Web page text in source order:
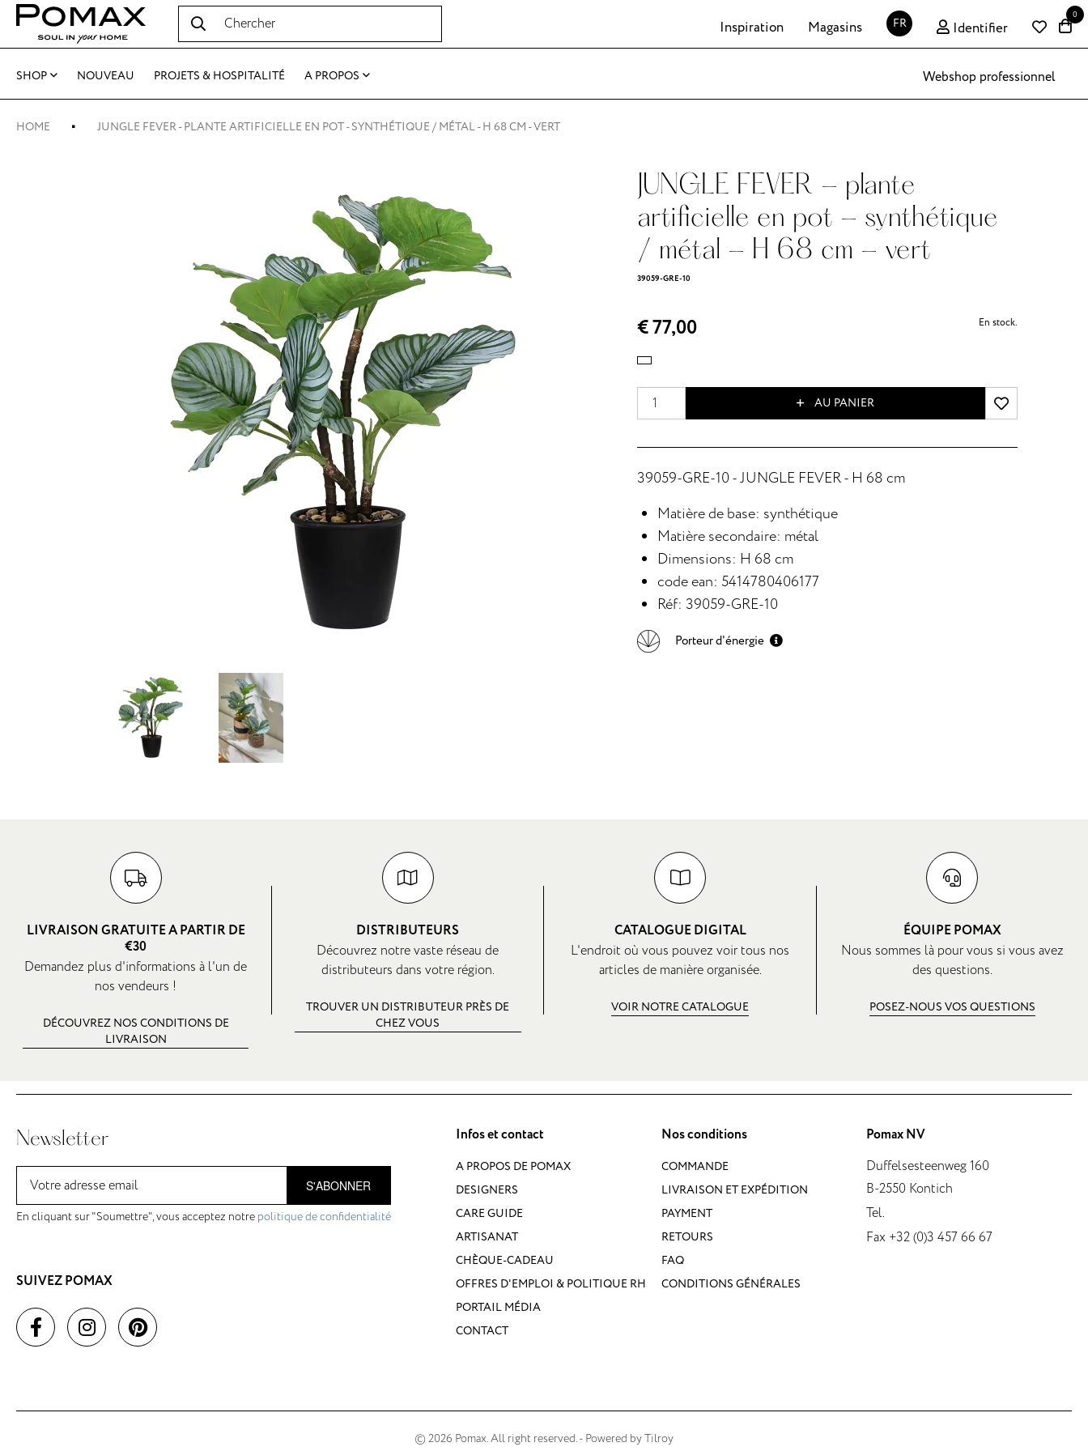
Inspiration Magasins FR Identifier
0
SHOP NOUVEAU PROJETS & HOSPITALITÉ A PROPOS Webshop professionnel
HOME JUNGLE FEVER - PLANTE ARTIFICIELLE EN POT - SYNTHÉTIQUE / MÉTAL - H 68 CM - VERT
JUNGLE FEVER - plante
artificielle en pot - synthétique
/ métal - H 68 cm - vert
39059-GRE-10
€ 77,00 En stock.
AU PANIER
39059-GRE-10 - JUNGLE FEVER - H 68 cm
Matière de base: synthétique
Matière secondaire: métal
Dimensions: H 68 cm
code ean: 5414780406177
Réf: 39059-GRE-10
Porteur d'énergie
LIVRAISON GRATUITE A PARTIR DE
€30
Demandez plus d'informations à l'un de
nos vendeurs !
DÉCOUVREZ NOS CONDITIONS DE
LIVRAISON
DISTRIBUTEURS
Découvrez notre vaste réseau de
distributeurs dans votre région.
TROUVER UN DISTRIBUTEUR PRÈS DE
CHEZ VOUS
CATALOGUE DIGITAL
L'endroit où vous pouvez voir tous nos
articles de manière organisée.
VOIR NOTRE CATALOGUE
ÉQUIPE POMAX
Nous sommes là pour vous si vous avez
des questions.
POSEZ-NOUS VOS QUESTIONS
Newsletter
S'ABONNER
En cliquant sur "Soumettre", vous acceptez notre politique de confidentialité
SUIVEZ POMAX
Infos et contact
A PROPOS DE POMAX
DESIGNERS
CARE GUIDE
ARTISANAT
CHÈQUE-CADEAU
OFFRES D'EMPLOI & POLITIQUE RH
PORTAIL MÉDIA
CONTACT
Nos conditions
COMMANDE
LIVRAISON ET EXPÉDITION
PAYMENT
RETOURS
FAQ
CONDITIONS GÉNÉRALES
Pomax NV
Duffelsesteenweg 160
B-2550 Kontich
Tel.
Fax +32 (0)3 457 66 67
© 2026 Pomax. All right reserved. - Powered byTilroy